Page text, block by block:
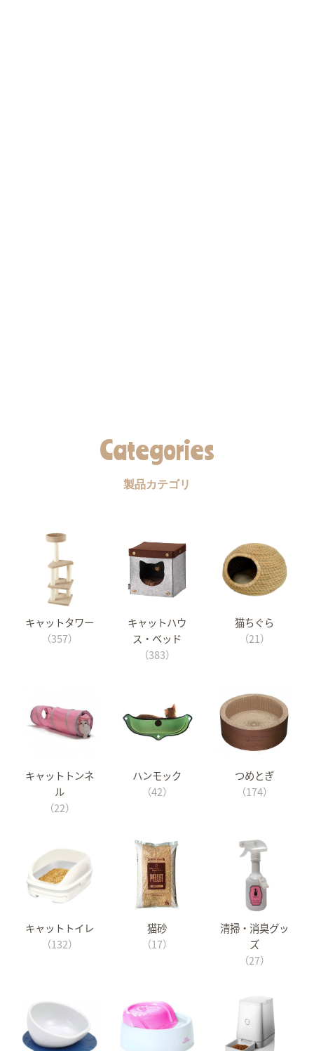
Categories
製品カテゴリ
キャットタワー
（357）
キャットハウ
ス・ベッド
（383）
猫ちぐら
（21）
キャットトンネ
ル
（22）
ハンモック
（42）
つめとぎ
（174）
キャットトイレ
（132）
猫砂
（17）
清掃・消臭グッ
ズ
（27）